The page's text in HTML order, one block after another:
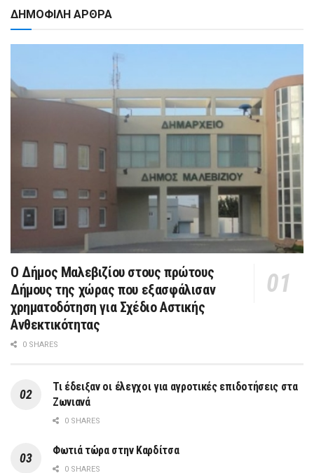
ΔΗΜΟΦΙΛΗ ΑΡΘΡΑ
Ο Δήμος Μαλεβιζίου στους πρώτους
Δήμους της χώρας που εξασφάλισαν
χρηματοδότηση για Σχέδιο Αστικής
Ανθεκτικότητας
0 SHARES
Τι έδειξαν οι έλεγχοι για αγροτικές επιδοτήσεις στα
Ζωνιανά
0 SHARES
Φωτιά τώρα στην Καρδίτσα
0 SHARES